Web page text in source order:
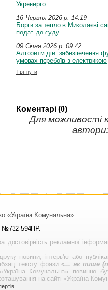
Укренерго
16 Червня 2026 p. 14:19
Борги за тепло в Миколаєві
подає до суду
09 Січня 2026 p. 09:42
Алгоритм дій: забезпечення
умовах перебоїв з електрикою
Твітнути
Коментарі (0)
Для можливості
«Україна Комунальна».
№732-594ПР.
достовірність рекламної
новини, інтерв'ю або
тексту фрази«... як пише
Комунальна» повинно
на сайті «Україна